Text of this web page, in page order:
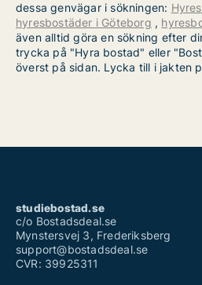
dessa genvägar i sökningen:
hyresbostäder i Göteborg ,
även alltid göra en sökning efter
trycka på "Hyra bostad" eller
överst på sidan. Lycka till i jakten
studiebostad.se
c/o Bostadsdeal.se
Mynstersvej 3, Frederiksberg
support@bostadsdeal.se
CVR: 39925311